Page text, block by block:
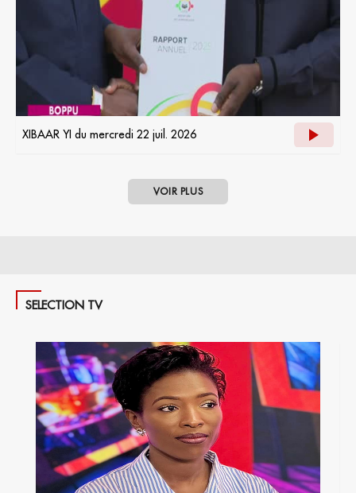
XIBAAR YI du mercredi 22 juil. 2026
VOIR PLUS
SELECTION TV